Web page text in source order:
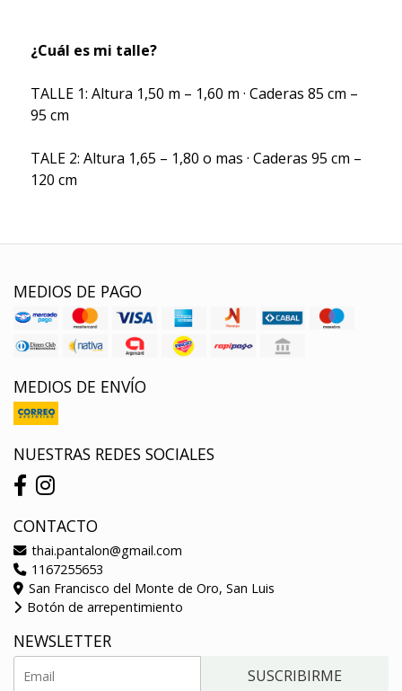
¿Cuál es mi talle?
TALLE 1: Altura 1,50 m – 1,60 m · Caderas 85 cm –
95 cm
TALE 2: Altura 1,65 – 1,80 o mas · Caderas 95 cm –
120 cm
MEDIOS DE PAGO
MEDIOS DE ENVÍO
NUESTRAS REDES SOCIALES
CONTACTO
thai.pantalon@gmail.com
1167255653
San Francisco del Monte de Oro, San Luis
Botón de arrepentimiento
NEWSLETTER
SUSCRIBIRME